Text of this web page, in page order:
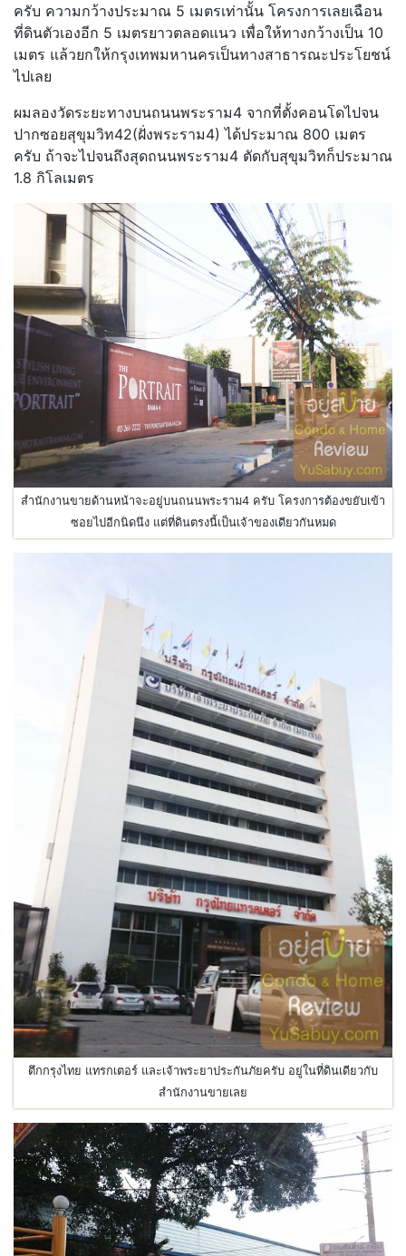
ครับ ความกว้างประมาณ 5 เมตรเท่านั้น โครงการเลยเฉือน
ที่ดินตัวเองอีก 5 เมตรยาวตลอดแนว เพื่อให้ทางกว้างเป็น 10
เมตร แล้วยกให้กรุงเทพมหานครเป็นทางสาธารณะประโยชน์
ไปเลย
ผมลองวัดระยะทางบนถนนพระราม4 จากที่ตั้งคอนโดไปจน
ปากซอยสุขุมวิท42(ฝั่งพระราม4) ได้ประมาณ 800 เมตร
ครับ ถ้าจะไปจนถึงสุดถนนพระราม4 ตัดกับสุขุมวิทก็ประมาณ
1.8 กิโลเมตร
สำนักงานขายด้านหน้าจะอยู่บนถนนพระราม4 ครับ โครงการต้องขยับเข้า
ซอยไปอีกนิดนึง แต่ที่ดินตรงนี้เป็นเจ้าของเดียวกันหมด
ตึกกรุงไทย แทรกเตอร์ และเจ้าพระยาประกันภัยครับ อยู่ในที่ดินเดียวกับ
สำนักงานขายเลย